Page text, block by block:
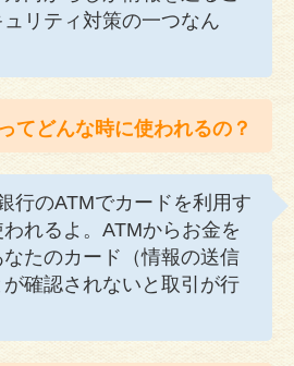
リティ対策の一つなん
てどんな時に使われるの？
行のATMでカードを利用す
れるよ。ATMからお金を
たのカード（情報の送信
確認されないと取引が行